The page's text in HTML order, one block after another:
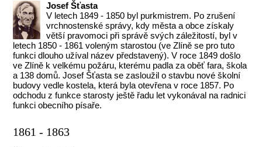
Josef Šťasta
V letech 1849 - 1850 byl purkmistrem. Po zrušení
vrchnostenské správy, kdy města a obce získaly
větší pravomoci při správě svých záležitostí, byl v
letech 1850 - 1861 voleným starostou (ve Zlíně se pro tuto
funkci dlouho užíval název představený). V roce 1849 došlo
ve Zlíně k velkému požáru, kterému padla za oběť fara, škola
a 138 domů. Josef Šťasta se zasloužil o stavbu nové školní
budovy vedle kostela, která byla otevřena v roce 1857. Po
odchodu z funkce starosty ještě řadu let vykonával na radnici
funkci obecního písaře.
1861 - 1863